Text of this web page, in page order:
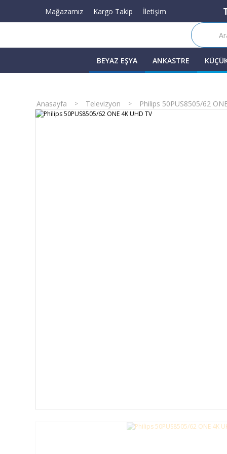
Mağazamız Kargo Takip İletişim
BEYAZ EŞYA ANKASTRE
Anasayfa Televizyon Philips 50PUS8505/62